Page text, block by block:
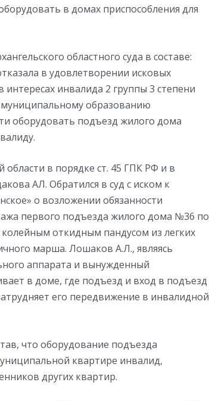
в домах приспособления для
областного суда в составе:
в удовлетворении исковых
инвалида 2 группы 3 степени
образованию
оборудовать подъезд жилого дома
в порядке ст. 45 ГПК РФ и в
АЛ. Обратился в суд с иском к
о возложении обязанности
первого подъезда жилого дома №36 по
откидным пандусом из легких
марша. Лошаков А.Л., являясь
аппарата и вынужденный
в доме, где подъезд и вход в подъезд
его передвижение в инвалидной
что оборудование подъезда
квартире инвалид,
других квартир.